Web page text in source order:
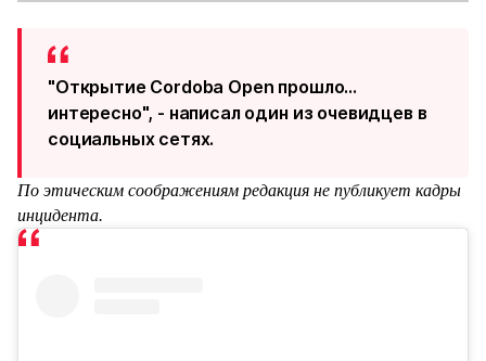
"Открытие Cordoba Open прошло...
интересно", - написал один из очевидцев в
социальных сетях.
По этическим соображениям редакция не публикует кадры
инцидента.